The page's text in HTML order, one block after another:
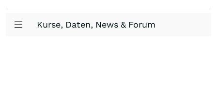
Kurse, Daten, News & Forum